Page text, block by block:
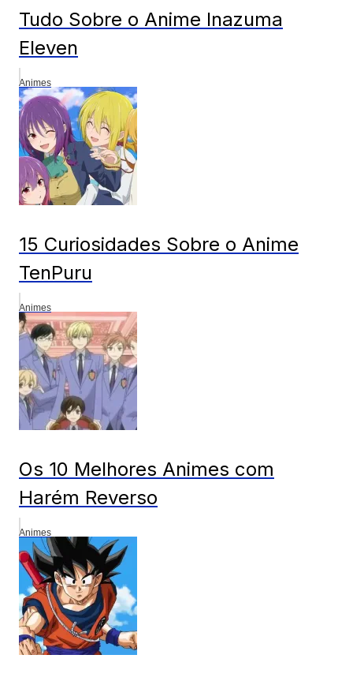
Tudo Sobre o Anime Inazuma
Eleven
Animes
15 Curiosidades Sobre o Anime
TenPuru
Animes
Os 10 Melhores Animes com
Harém Reverso
Animes